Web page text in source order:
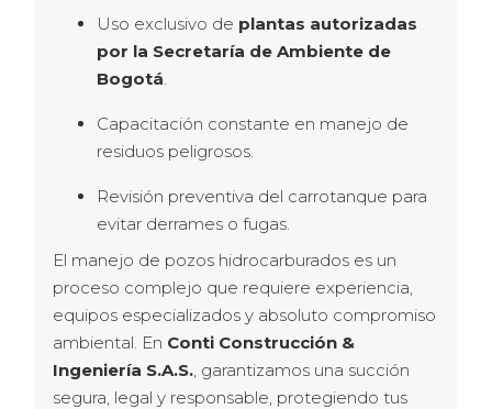
Uso exclusivo de plantas autorizadas
por la Secretaría de Ambiente de
Bogotá.
Capacitación constante en manejo de
residuos peligrosos.
Revisión preventiva del carrotanque para
evitar derrames o fugas.
El manejo de pozos hidrocarburados es un
proceso complejo que requiere experiencia,
equipos especializados y absoluto compromiso
ambiental. En Conti Construcción &
Ingeniería S.A.S., garantizamos una succión
segura, legal y responsable, protegiendo tus